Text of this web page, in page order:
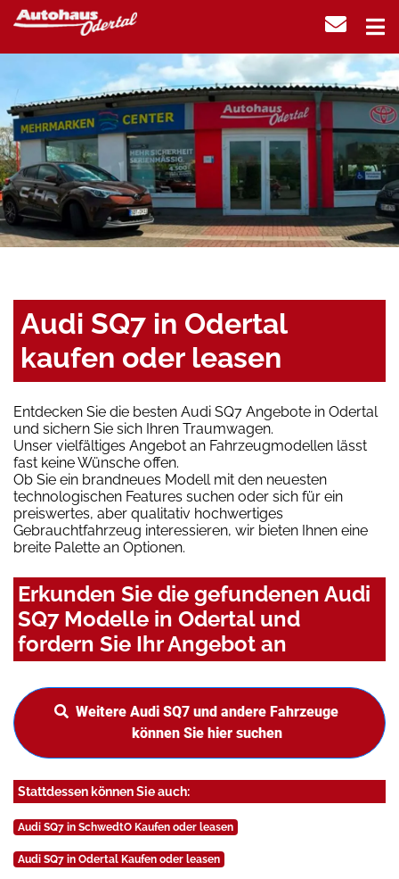
Audi SQ7 in Odertal
kaufen oder leasen
Entdecken Sie die besten Audi SQ7 Angebote in Odertal
und sichern Sie sich Ihren Traumwagen.
Unser vielfältiges Angebot an Fahrzeugmodellen lässt
fast keine Wünsche offen.
Ob Sie ein brandneues Modell mit den neuesten
technologischen Features suchen oder sich für ein
preiswertes, aber qualitativ hochwertiges
Gebrauchtfahrzeug interessieren, wir bieten Ihnen eine
breite Palette an Optionen.
Erkunden Sie die gefundenen Audi
SQ7 Modelle in Odertal und
fordern Sie Ihr Angebot an
Weitere Audi SQ7 und andere Fahrzeuge
können Sie hier suchen
Stattdessen können Sie auch:
Audi SQ7 in SchwedtO Kaufen oder leasen
Audi SQ7 in Odertal Kaufen oder leasen